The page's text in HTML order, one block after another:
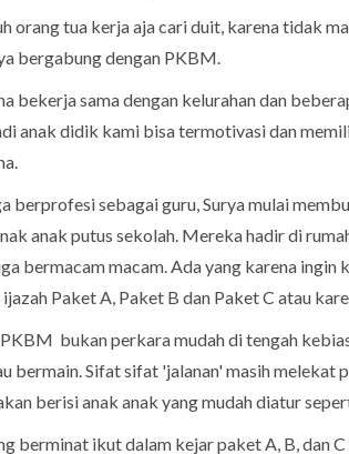
orang tua kerja aja cari duit, karena tidak
bergabung dengan PKBM.
bekerja sama dengan kelurahan dan
anak didik kami bisa termotivasi dan
berprofesi sebagai guru, Surya mulai
anak putus sekolah. Mereka hadir di
bermacam macam. Ada yang karena ingin
Paket A, Paket B dan Paket C atau
bukan perkara mudah di tengah
bermain. Sifat sifat 'jalanan' masih melekat
berisi anak anak yang mudah diatur
berminat ikut dalam kejar paket A, B, dan